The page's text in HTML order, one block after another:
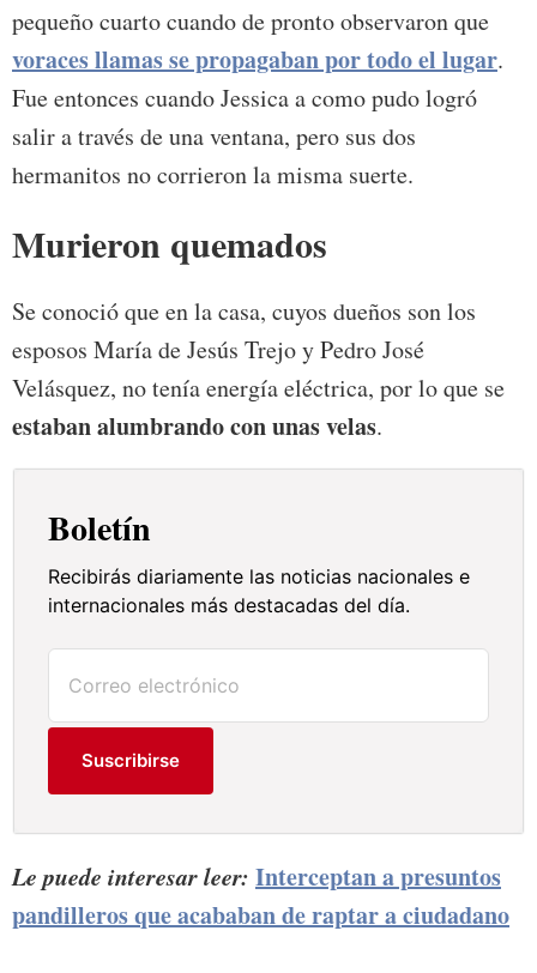
pequeño cuarto cuando de pronto observaron que
voraces llamas se propagaban por todo el lugar.
Fue entonces cuando Jessica a como pudo logró
salir a través de una ventana, pero sus dos
hermanitos no corrieron la misma suerte.
Murieron quemados
Se conoció que en la casa, cuyos dueños son los
esposos María de Jesús Trejo y Pedro José
Velásquez, no tenía energía eléctrica, por lo que se
estaban alumbrando con unas velas.
Boletín
Recibirás diariamente las noticias nacionales e
internacionales más destacadas del día.
Suscribirse
Le puede interesar leer: Interceptan a presuntos
pandilleros que acababan de raptar a ciudadano